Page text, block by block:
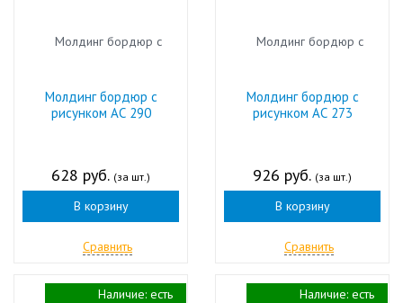
Молдинг бордюр с
рисунком АС 290
628 руб. (за шт.)
В корзину
Сравнить
Молдинг бордюр с
рисунком АС 273
926 руб. (за шт.)
В корзину
Сравнить
Наличие: есть Наличие: есть